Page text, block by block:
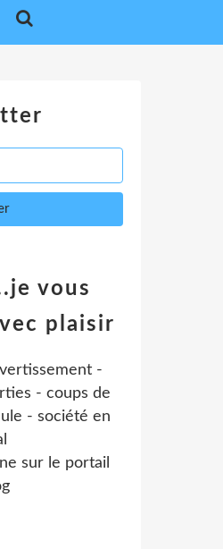
vous
plaisir
-
- coups de
- société en
sur le portail